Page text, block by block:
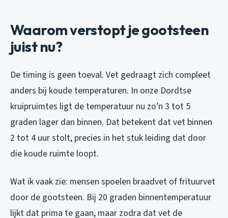
Waarom verstopt je gootsteen
juist nu?
De timing is geen toeval. Vet gedraagt zich compleet
anders bij koude temperaturen. In onze Dordtse
kruipruimtes ligt de temperatuur nu zo’n 3 tot 5
graden lager dan binnen. Dat betekent dat vet binnen
2 tot 4 uur stolt, precies in het stuk leiding dat door
die koude ruimte loopt.
Wat ik vaak zie: mensen spoelen braadvet of frituurvet
door de gootsteen. Bij 20 graden binnentemperatuur
lijkt dat prima te gaan, maar zodra dat vet de